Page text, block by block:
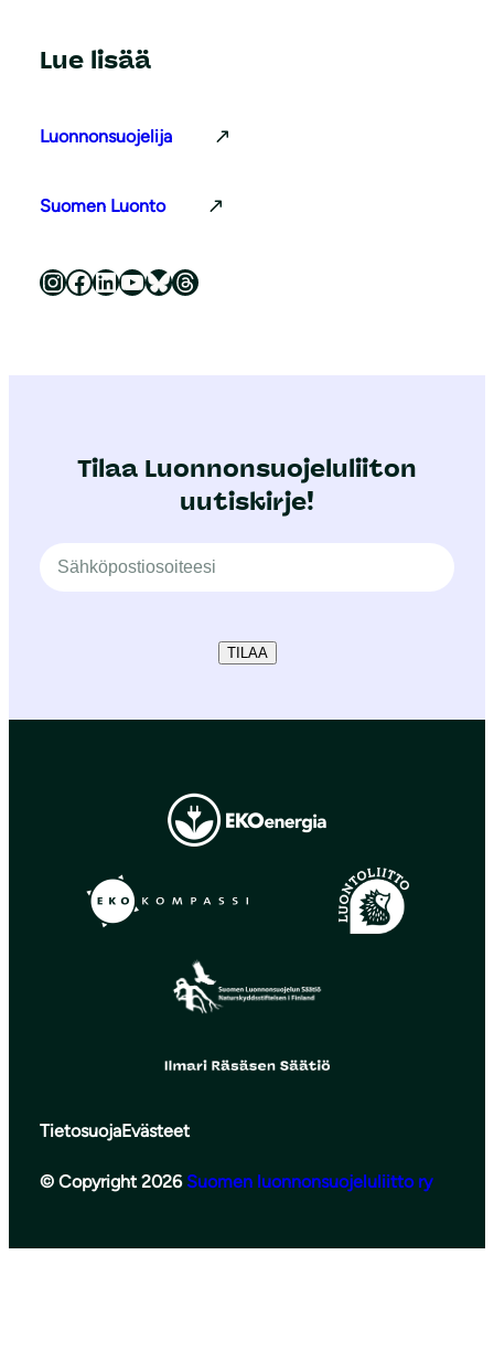
Lue lisää
Luonnonsuojelija
Suomen Luonto
Luonnonsuojeluliitto Instagramissa Luonnonsuojeluliitto Facebookissa Luonnonsuojeluliitto LinkedInissä Luonnonsuojeluliiton YouTube-kanava Luonnonsuojeluliitto Blueskyssa Luonnonsuojeluliitto Threadsissa
Tilaa Luonnonsuojeluliiton
uutiskirje!
TILAA
TietosuojaEvästeet
© Copyright 2026 Suomen luonnonsuojeluliitto ry